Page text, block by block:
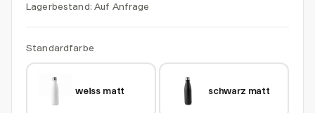
Lagerbestand: Auf Anfrage
Standardfarbe
weiss matt schwarz matt